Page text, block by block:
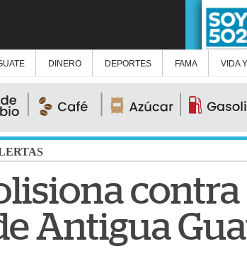
DINERO DEPORTES FAMA VIDA
Antigua